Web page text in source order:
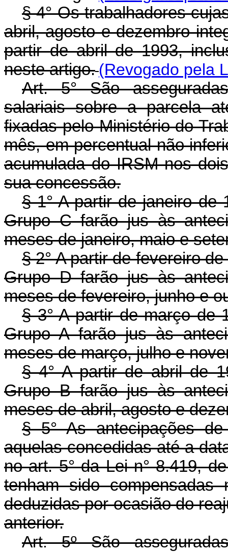
§ 4° Os trabalhadores
abril, agosto e dezembro
partir de abril de 1993,
neste artigo. (Revogado pela
Art. 5° São
salariais sobre a parcela
fixadas pelo Ministério do
mês, em percentual não
acumulada do IRSM nos
sua concessão.
§ 1° A partir de janeiro de
Grupo C farão jus às
meses de janeiro, maio e
§ 2° A partir de fevereiro
Grupo D farão jus às
meses de fevereiro, junho e
§ 3° A partir de março de
Grupo A farão jus às
meses de março, julho e
§ 4° A partir de abril de
Grupo B farão jus às
meses de abril, agosto e
§ 5° As antecipações
aquelas concedidas até a
no art. 5° da Lei n° 8.419,
tenham sido
deduzidas por ocasião do
anterior.
Art. 5º São